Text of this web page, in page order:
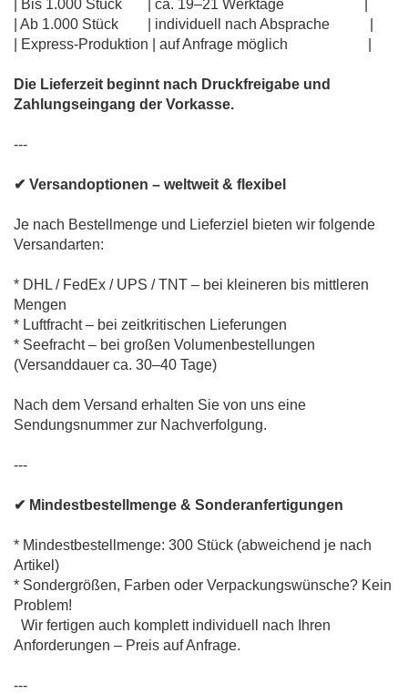
| Bis 1.000 Stück | ca. 19–21 Werktage |
| Ab 1.000 Stück | individuell nach Absprache |
| Express-Produktion | auf Anfrage möglich |
Die Lieferzeit beginnt nach Druckfreigabe und
Zahlungseingang der Vorkasse.
---
✔ Versandoptionen – weltweit & flexibel
Je nach Bestellmenge und Lieferziel bieten wir folgende
Versandarten:
* DHL / FedEx / UPS / TNT – bei kleineren bis mittleren
Mengen
* Luftfracht – bei zeitkritischen Lieferungen
* Seefracht – bei großen Volumenbestellungen
(Versanddauer ca. 30–40 Tage)
Nach dem Versand erhalten Sie von uns eine
Sendungsnummer zur Nachverfolgung.
---
✔ Mindestbestellmenge & Sonderanfertigungen
* Mindestbestellmenge: 300 Stück (abweichend je nach
Artikel)
* Sondergrößen, Farben oder Verpackungswünsche? Kein
Problem!
Wir fertigen auch komplett individuell nach Ihren
Anforderungen – Preis auf Anfrage.
---